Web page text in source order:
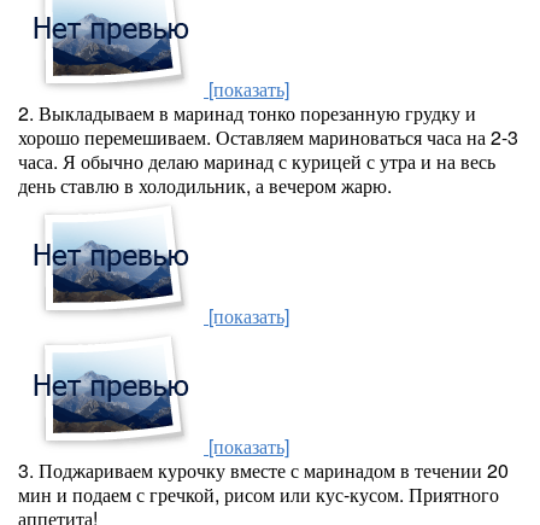
[показать]
2. Выкладываем в маринад тонко порезанную грудку и
хорошо перемешиваем. Оставляем мариноваться часа на 2-3
часа. Я обычно делаю маринад с курицей с утра и на весь
день ставлю в холодильник, а вечером жарю.
[показать]
[показать]
3. Поджариваем курочку вместе с маринадом в течении 20
мин и подаем с гречкой, рисом или кус-кусом. Приятного
аппетита!